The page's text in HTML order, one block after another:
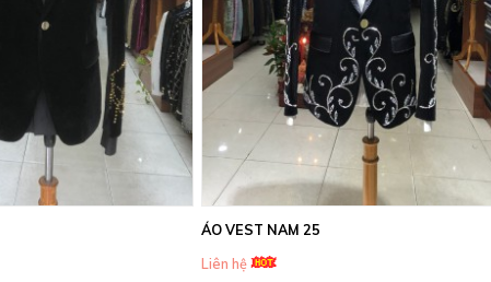
ÁO VEST NAM 25
Liên hệ